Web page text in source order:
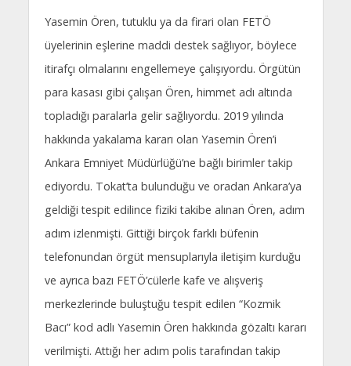
Yasemin Ören, tutuklu ya da firari olan FETÖ
üyelerinin eşlerine maddi destek sağlıyor, böylece
itirafçı olmalarını engellemeye çalışıyordu. Örgütün
para kasası gibi çalışan Ören, himmet adı altında
topladığı paralarla gelir sağlıyordu. 2019 yılında
hakkında yakalama kararı olan Yasemin Ören’i
Ankara Emniyet Müdürlüğü’ne bağlı birimler takip
ediyordu. Tokat’ta bulunduğu ve oradan Ankara’ya
geldiği tespit edilince fiziki takibe alınan Ören, adım
adım izlenmişti. Gittiği birçok farklı büfenin
telefonundan örgüt mensuplarıyla iletişim kurduğu
ve ayrıca bazı FETÖ’cülerle kafe ve alışveriş
merkezlerinde buluştuğu tespit edilen “Kozmik
Bacı” kod adlı Yasemin Ören hakkında gözaltı kararı
verilmişti. Attığı her adım polis tarafından takip